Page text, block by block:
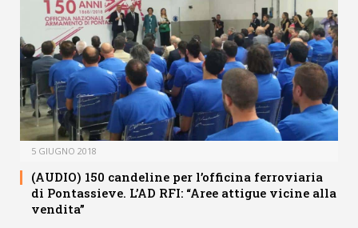
5 GIUGNO 2018
(AUDIO) 150 candeline per l’officina ferroviaria
di Pontassieve. L’AD RFI: “Aree attigue vicine alla
vendita”